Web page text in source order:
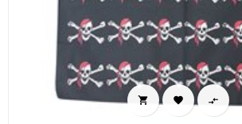
  